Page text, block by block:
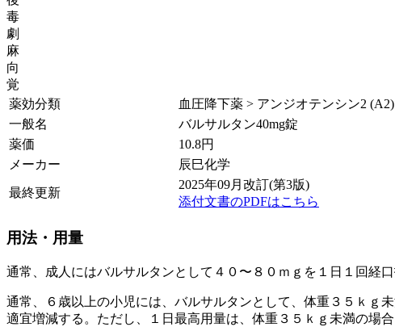
毒
劇
麻
向
覚
薬効分類
血圧降下薬 > アンジオテンシン2
一般名
バルサルタン40mg錠
薬価
10.8円
メーカー
辰巳化学
最終更新
2025年09月改訂(第3版)
添付文書のPDFはこちら
用法・用量
通常、成人にはバルサルタンとして４０〜８０ｍｇを１日１回経
通常、６歳以上の小児には、バルサルタンとして、体重３５ｋｇ
適宜増減する。ただし、１日最高用量は、体重３５ｋｇ未満の場合